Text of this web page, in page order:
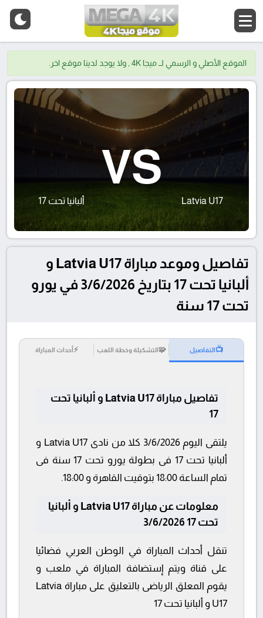
الموقع الأصلي و الرسمي لــ ميجا 4K , ولا يوجد لدينا موقع اخر.
Latvia U17
VS
ألبانيا تحت 17
تفاصيل وموعد مباراة Latvia U17 و
ألبانيا تحت 17 بتاريخ 3/6/2026 في يورو
تحت 17 سنة
📺التفاصيل 🧩التشكيلة وخطة اللعب ⚡أحداث المباراة
تفاصيل مباراة Latvia U17 و ألبانيا تحت
17
يلتقى اليوم 3/6/2026 كلا من نادى Latvia U17 و
ألبانيا تحت 17 فى بطولة يورو تحت 17 سنة فى
تمام الساعة 18:00 بتوقيت القاهرة و 18:00.
معلومات عن مباراة Latvia U17 و ألبانيا
تحت 17 3/6/2026
تنقل أحداث المباراة في الوطن العربي فضائيا
على قناة ويتم إستضافة المباراة في ملعب و
يقوم المعلق الرياضى بالتعليق على مباراة Latvia
U17 و ألبانيا تحت 17